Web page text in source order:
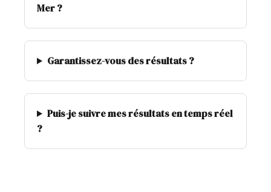
Mer ?
Garantissez-vous des résultats ?
Puis-je suivre mes résultats en temps réel
?